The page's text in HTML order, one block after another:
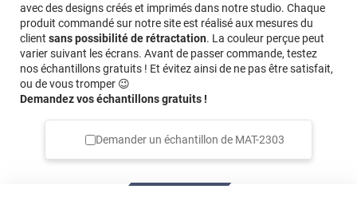
avec des designs créés et imprimés dans notre studio. Chaque
produit commandé sur notre site est réalisé aux mesures du
client sans possibilité de rétractation. La couleur perçue peut
varier suivant les écrans. Avant de passer commande, testez
nos échantillons gratuits ! Et évitez ainsi de ne pas être satisfait,
ou de vous tromper 😉
Demandez vos échantillons gratuits !
Demander un échantillon de MAT-2303
*****
Il y a 2548 jours
Revêtement de bonne qualité acheter pour recouvrir 4
portes , bonne adhérence . Je recommande.
*****
Il y a 2701 jours
Produit de qualité exceptionnelle
*****Il y a 742 jours
Je suis tres satisfaite du resultat. J attends de voir
comment cela évolue dans le temps.
Il y a 1856 jours